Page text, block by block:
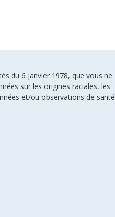
du 6 janvier 1978, que vous ne
sur les origines raciales, les
et/ou observations de santé